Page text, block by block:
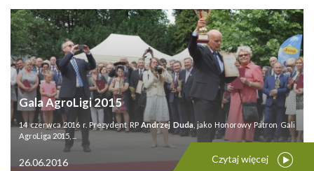
Gala AgroLigi 2015
14 czerwca 2016 r. Prezydent RPAndrzej Duda, jako Honorowy Patron Gali
AgroLiga 2015, ...
26.06.2016 Czytaj więcej